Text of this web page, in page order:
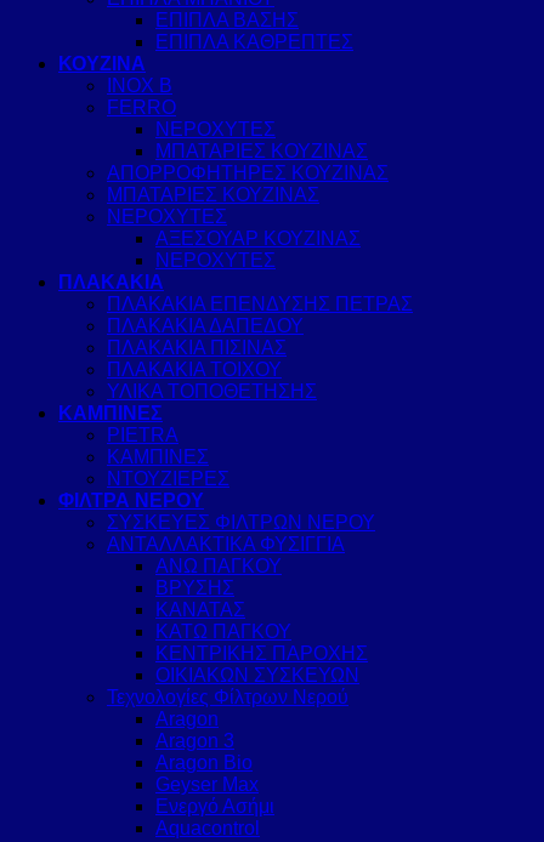
ΕΠΙΠΛΑ ΒΑΣΗΣ
ΕΠΙΠΛΑ ΚΑΘΡΕΠΤΕΣ
ΚΟΥΖΙΝΑ
INOX B
FERRO
ΝΕΡΟΧΥΤΕΣ
ΜΠΑΤΑΡΙΕΣ ΚΟΥΖΙΝΑΣ
ΑΠΟΡΡΟΦΗΤΗΡΕΣ ΚΟΥΖΙΝΑΣ
ΜΠΑΤΑΡΙΕΣ ΚΟΥΖΙΝΑΣ
ΝΕΡΟΧΥΤΕΣ
ΑΞΕΣΟΥΑΡ ΚΟΥΖΙΝΑΣ
ΝΕΡΟΧΥΤΕΣ
ΠΛΑΚΑΚΙΑ
ΠΛΑΚΑΚΙΑ ΕΠΕΝΔΥΣΗΣ ΠΕΤΡΑΣ
ΠΛΑΚΑΚΙΑ ΔΑΠΕΔΟΥ
ΠΛΑΚΑΚΙΑ ΠΙΣΙΝΑΣ
ΠΛΑΚΑΚΙΑ ΤΟΙΧΟΥ
ΥΛΙΚΑ ΤΟΠΟΘΕΤΗΣΗΣ
ΚΑΜΠΙΝΕΣ
PIETRA
ΚΑΜΠΙΝΕΣ
ΝΤΟΥΖΙΕΡΕΣ
ΦΙΛΤΡΑ ΝΕΡΟΥ
ΣΥΣΚΕΥΕΣ ΦΙΛΤΡΩΝ ΝΕΡΟΥ
ΑΝΤΑΛΛΑΚΤΙΚΑ ΦΥΣΙΓΓΙΑ
ΑΝΩ ΠΑΓΚΟΥ
ΒΡΥΣΗΣ
ΚΑΝΑΤΑΣ
ΚΑΤΩ ΠΑΓΚΟΥ
ΚΕΝΤΡΙΚΗΣ ΠΑΡΟΧΗΣ
ΟΙΚΙΑΚΩΝ ΣΥΣΚΕΥΩΝ
Τεχνολογίες Φίλτρων Νερού
Aragon
Aragon 3
Aragon Bio
Geyser Max
Ενεργό Ασήμι
Aquacontrol